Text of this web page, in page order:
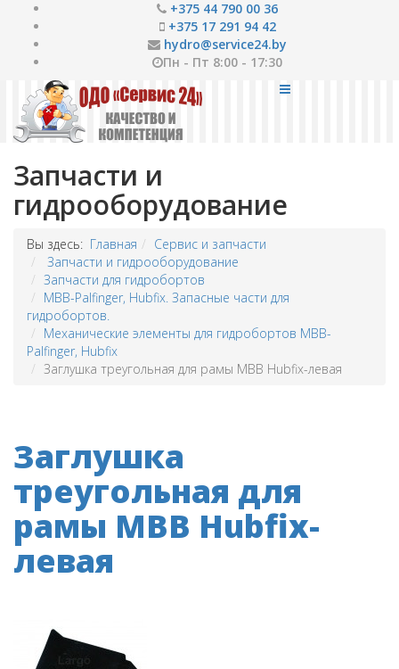
+375 44 790 00 36
+375 17 291 94 42
hydro@service24.by
Пн - Пт 8:00 - 17:30
Запчасти и
гидрооборудование
Вы здесь: Главная
Сервис и запчасти
Запчасти и гидрооборудование
Запчасти для гидробортов
MBB-Palfinger, Hubfix. Запасные части для
гидробортов.
Механические элементы для гидробортов MBB-
Palfinger, Hubfix
Заглушка треугольная для рамы MBB Hubfix-левая
Заглушка
треугольная для
рамы MBB Hubfix-
левая